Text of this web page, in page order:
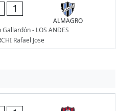
1
ALMAGRO
- LOS ANDES
Rafael Jose